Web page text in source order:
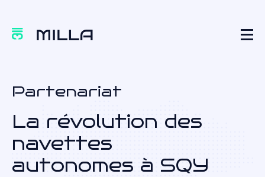
Partenariat
La révolution des
navettes
autonomes à SQY